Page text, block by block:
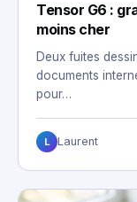
Tensor G6 :
moins cher
Deux fuites
documents
pour…
L Laurent